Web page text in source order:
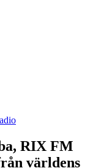
RIX FM
världens